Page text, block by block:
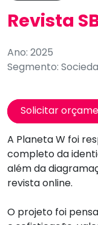
Revista
Ano: 2025
Segmento:
Solicitar
A Planeta W foi
completo da
além da
revista online.
O projeto foi